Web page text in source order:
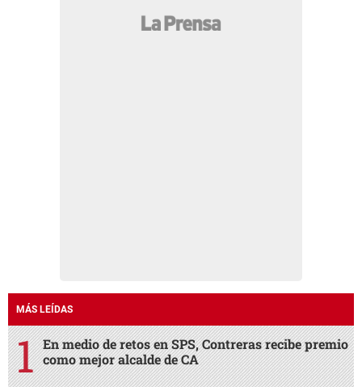
MÁS LEÍDAS
En medio de retos en SPS, Contreras recibe premio
como mejor alcalde de CA